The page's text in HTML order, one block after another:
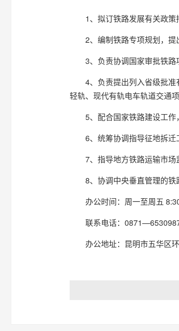
1、拟订铁路发展有关政策
2、编制铁路专项规划，提
3、负责协调国家审批铁路
4、负责提出列入省级批准
轻轨、现代有轨电车轨道交通
5、配合国家铁路建设工作
6、统筹协调指导征地拆迁
7、指导地方铁路运输市场
8、协调中央垂直管理的铁
办公时间：周一至周五
联系电话：
办公地址：昆明市五华区